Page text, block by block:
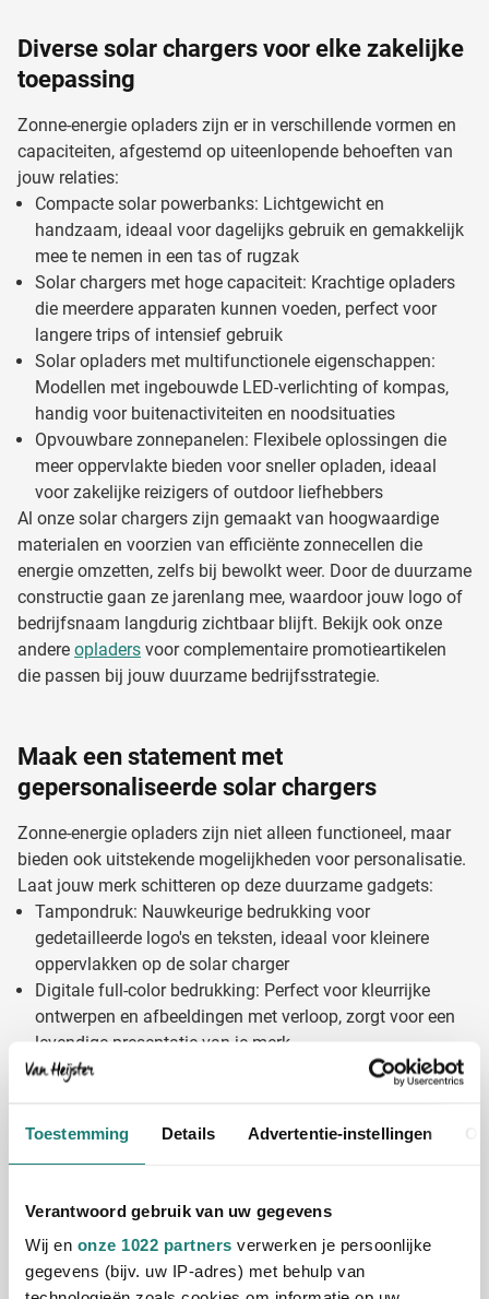
Toestemming Details Advertentie-instellingen
Verantwoord gebruik van uw gegevens
Wij en onze 1022 partners verwerken je persoonlijke
gegevens (bijv. uw IP-adres) met behulp van
Diverse solar chargers voor elke zakelijke
toepassing
Zonne-energie opladers zijn er in verschillende vormen en
capaciteiten, afgestemd op uiteenlopende behoeften van
jouw relaties:
Compacte solar powerbanks: Lichtgewicht en
handzaam, ideaal voor dagelijks gebruik en gemakkelijk
mee te nemen in een tas of rugzak
Solar chargers met hoge capaciteit: Krachtige opladers
die meerdere apparaten kunnen voeden, perfect voor
langere trips of intensief gebruik
Solar opladers met multifunctionele eigenschappen:
Modellen met ingebouwde LED-verlichting of kompas,
handig voor buitenactiviteiten en noodsituaties
Opvouwbare zonnepanelen: Flexibele oplossingen die
meer oppervlakte bieden voor sneller opladen, ideaal
voor zakelijke reizigers of outdoor liefhebbers
Al onze solar chargers zijn gemaakt van hoogwaardige
materialen en voorzien van efficiënte zonnecellen die
energie omzetten, zelfs bij bewolkt weer. Door de duurzame
constructie gaan ze jarenlang mee, waardoor jouw logo of
bedrijfsnaam langdurig zichtbaar blijft. Bekijk ook onze
andere opladers voor complementaire promotieartikelen
die passen bij jouw duurzame bedrijfsstrategie.
Maak een statement met
gepersonaliseerde solar chargers
Zonne-energie opladers zijn niet alleen functioneel, maar
bieden ook uitstekende mogelijkheden voor personalisatie.
Laat jouw merk schitteren op deze duurzame gadgets:
Tampondruk: Nauwkeurige bedrukking voor
gedetailleerde logo's en teksten, ideaal voor kleinere
oppervlakken op de solar charger
Digitale full-color bedrukking: Perfect voor kleurrijke
ontwerpen en afbeeldingen met verloop, zorgt voor een
levendige presentatie van je merk
Lasergravure: Elegante en permanente markering die een
Doming: Een 3D-effect door een transparante harslaag
slijtage
Door je solar chargers te personaliseren, combineer je
duurzaamheid met effectieve merkpromotie. Deze gadgets
worden niet snel weggegooid maar juist gewaardeerd en